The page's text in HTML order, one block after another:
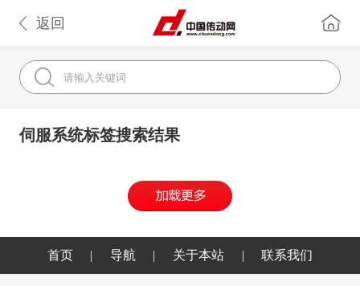
返回
伺服系统标签搜索结果
首页 | 导航 | 关于本站 | 联系我们